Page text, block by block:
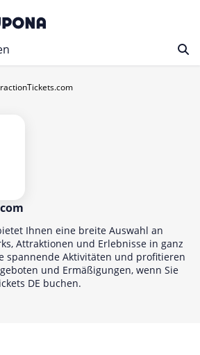
Tiere
Ihnen eine breite Auswahl an
Attraktionen und Erlebnisse in ganz
spannende Aktivitäten und profitieren
und Ermäßigungen, wenn Sie
DE buchen.